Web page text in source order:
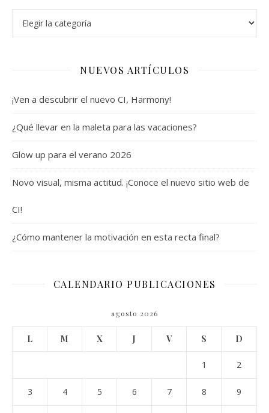
NUEVOS ARTÍCULOS
¡Ven a descubrir el nuevo CI, Harmony!
¿Qué llevar en la maleta para las vacaciones?
Glow up para el verano 2026
Novo visual, misma actitud. ¡Conoce el nuevo sitio web de
CI!
¿Cómo mantener la motivación en esta recta final?
CALENDARIO PUBLICACIONES
agosto 2026
L M X J V S D
1 2
3 4 5 6 7 8 9